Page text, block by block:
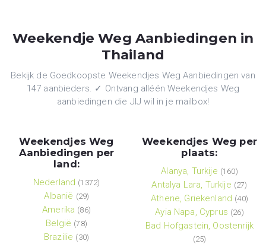
Weekendje Weg Aanbiedingen in
Thailand
Bekijk de Goedkoopste Weekendjes Weg Aanbiedingen van
147 aanbieders. ✓ Ontvang alléén Weekendjes Weg
aanbiedingen die JIJ wil in je mailbox!
Weekendjes Weg
Aanbiedingen per
land:
Nederland (1372)
Albanië (29)
Amerika (86)
België (78)
Brazilie (30)
Weekendjes Weg per
plaats:
Alanya, Turkije (160)
Antalya Lara, Turkije (27)
Athene, Griekenland (40)
Ayia Napa, Cyprus (26)
Bad Hofgastein, Oostenrijk
(25)